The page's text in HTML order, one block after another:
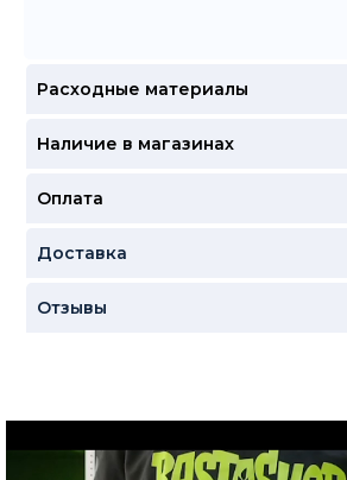
Расходные материалы
Наличие в магазинах
Оплата
Доставка
Отзывы